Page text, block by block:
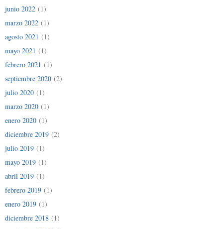
junio 2022 (1)
marzo 2022 (1)
agosto 2021 (1)
mayo 2021 (1)
febrero 2021 (1)
septiembre 2020 (2)
julio 2020 (1)
marzo 2020 (1)
enero 2020 (1)
diciembre 2019 (2)
julio 2019 (1)
mayo 2019 (1)
abril 2019 (1)
febrero 2019 (1)
enero 2019 (1)
diciembre 2018 (1)